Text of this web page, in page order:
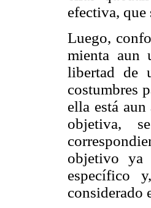
efectiva, que
Luego,
mienta aun
libertad de
costumbres
ella está
objetiva,
objetivo ya
específico
considerado